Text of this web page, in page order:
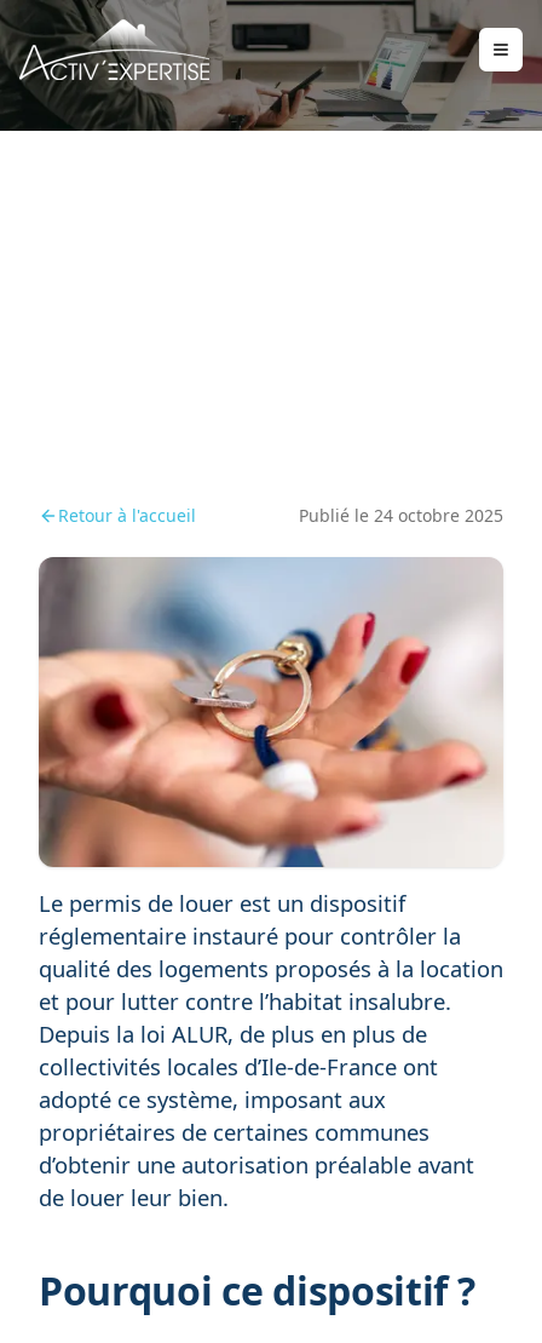
Retour à l'accueil Publié le 24 octobre 2025
Le permis de louer est un dispositif
réglementaire instauré pour contrôler la
qualité des logements proposés à la location
et pour lutter contre l’habitat insalubre.
Depuis la loi ALUR, de plus en plus de
collectivités locales d’Ile-de-France ont
adopté ce système, imposant aux
propriétaires de certaines communes
d’obtenir une autorisation préalable avant
de louer leur bien.
Pourquoi ce dispositif ?